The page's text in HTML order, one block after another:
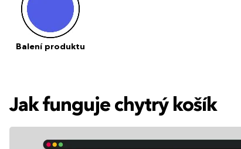
Balení produktu
Jak funguje chytrý košík